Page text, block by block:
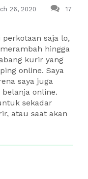
26, 2020
17
saja lo,
hingga
kurir yang
online. Saya
saya juga
online.
sekadar
atau saat akan